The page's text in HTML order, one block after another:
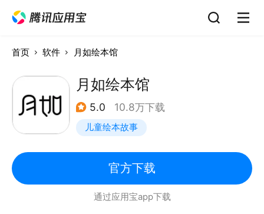
首页 软件 月如绘本馆
月如绘本馆
5.0 10.8万下载
儿童绘本故事
官方下载
通过应用宝app下载